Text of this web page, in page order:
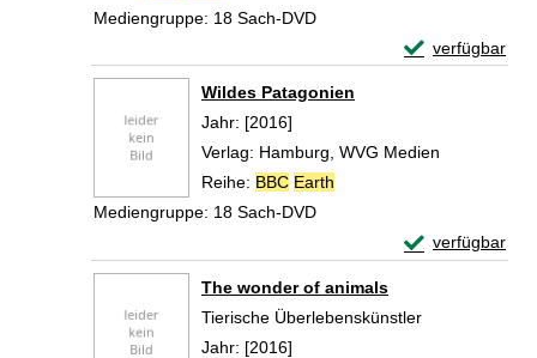
Mediengruppe: 18 Sach-DVD
verfügbar
Exemplar-
Wildes Patagonien
Suche nach diesem Verfasser
Jahr: [2016]
Verlag: Hamburg, WVG Medien
Reihe: BBC Earth
Mediengruppe: 18 Sach-DVD
verfügbar
Exemplar-
The wonder of animals
Tierische Überlebenskünstler
Suche nach diesem Verfasser
Jahr: [2016]